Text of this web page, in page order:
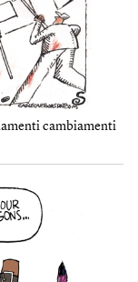
cambiamenti